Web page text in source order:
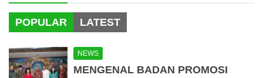
POPULAR LATEST
NEWS
MENGENAL BADAN PROMOSI